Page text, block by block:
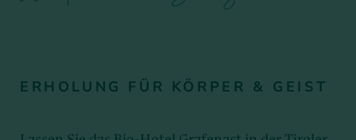
ERHOLUNG FÜR KÖRPER & GEIST